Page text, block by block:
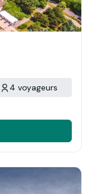
4 voyageurs